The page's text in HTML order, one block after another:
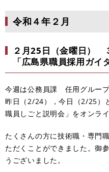
令和４年２月
２月25日（金曜日）
「広島県職員採用ガ
今週は公務員課 任用グループ
昨日（2/24），今日（2/25
職員しごと説明会」をオンラ
たくさんの方に技術職・専門
ただくことができました。御
うございました。